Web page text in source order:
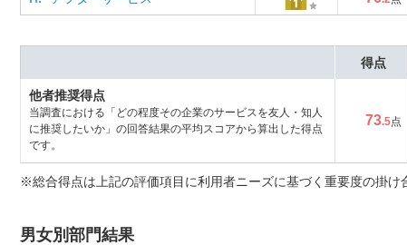
得点
他者推奨得点
当調査における「どの程度その企業のサービスを友人・知人
に推奨したいか」の回答結果の平均スコアから算出した得点
です。
73.5点
※総合得点は上記の評価項目に利用者ニーズに基づく重要度の掛け
男女別部門結果